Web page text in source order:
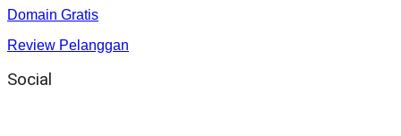
Domain Gratis
Review Pelanggan
Social